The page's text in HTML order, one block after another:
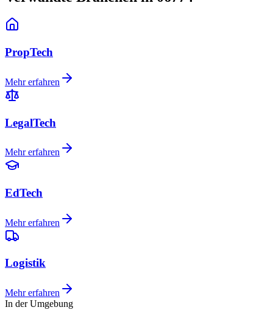
PropTech
Mehr erfahren
LegalTech
Mehr erfahren
EdTech
Mehr erfahren
Logistik
Mehr erfahren
In der Umgebung